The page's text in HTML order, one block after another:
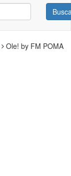
Ole! by FM POMA